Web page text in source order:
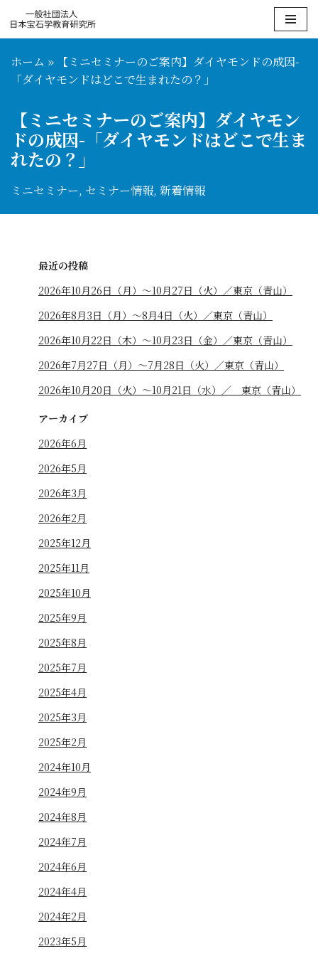
コ
ン
テ
ス
キ
プ
ホーム »
【ミニセミナーのご案内】ダイヤモンドの成因-
「ダイヤモンドはどこで生まれたの？」
【ミニセミナーのご案内】ダイヤモン
ドの成因-「ダイヤモンドはどこで生ま
れたの？」
ミニセミナー, セミナー情報, 新着情報
最近の投稿
2026年10月26日（月）〜10月27日（火）／東京（青山）
2026年8月3日（月）〜8月4日（火）／東京（青山）
2026年10月22日（木）〜10月23日（金）／東京（青山）
2026年7月27日（月）〜7月28日（火）／東京（青山）
2026年10月20日（火）〜10月21日（水）／ 東京（青山）
アーカイブ
2026年6月
2026年5月
2026年3月
2026年2月
2025年12月
2025年11月
2025年10月
2025年9月
2025年8月
2025年7月
2025年4月
2025年3月
2025年2月
2024年10月
2024年9月
2024年8月
2024年7月
2024年6月
2024年4月
2024年2月
2023年5月